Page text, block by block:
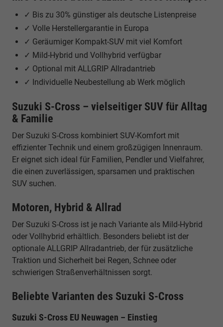
✓ Bis zu 30% günstiger als deutsche Listenpreise
✓ Volle Herstellergarantie in Europa
✓ Geräumiger Kompakt-SUV mit viel Komfort
✓ Mild-Hybrid und Vollhybrid verfügbar
✓ Optional mit ALLGRIP Allradantrieb
✓ Individuelle Neubestellung ab Werk möglich
Suzuki S-Cross – vielseitiger SUV für Alltag
& Familie
Der Suzuki S-Cross kombiniert SUV-Komfort mit
effizienter Technik und einem großzügigen Innenraum.
Er eignet sich ideal für Familien, Pendler und Vielfahrer,
die einen zuverlässigen, sparsamen und praktischen
SUV suchen.
Motoren, Hybrid & Allrad
Der Suzuki S-Cross ist je nach Variante als Mild-Hybrid
oder Vollhybrid erhältlich. Besonders beliebt ist der
optionale ALLGRIP Allradantrieb, der für zusätzliche
Traktion und Sicherheit bei Regen, Schnee oder
schwierigen Straßenverhältnissen sorgt.
Beliebte Varianten des Suzuki S-Cross
Suzuki S-Cross EU Neuwagen – Einstieg